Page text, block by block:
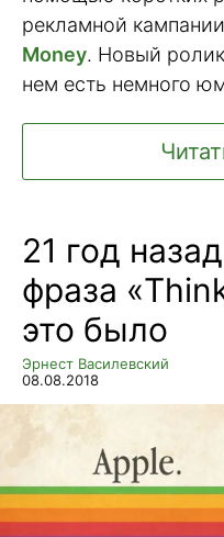
рекламной кампании
Money. Новый
нем есть немного
21 год
фраза
это было
Эрнест Василевский
08.08.2018